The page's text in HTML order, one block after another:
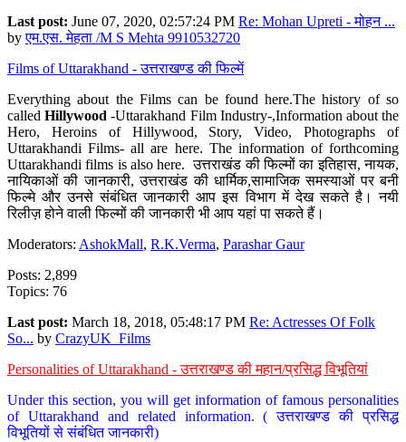
Last post: June 07, 2020, 02:57:24 PM Re: Mohan Upreti - मोहन ...
byएम.एस. मेहता /M S Mehta 9910532720
Films of Uttarakhand - उत्तराखण्ड की फिल्में
Everything about the Films can be found here.The history of so
calledHillywood-Uttarakhand Film Industry-,Information about the
Hero, Heroins of Hillywood, Story, Video, Photographs of
Uttarakhandi Films- all are here. The information of forthcoming
Uttarakhandi films is also here. उत्तराखंड की फिल्मों का इतिहास, नायक,
नायिकाओं की जानकारी, उत्तराखंड की धार्मिक,सामाजिक समस्याओं पर बनी
फिल्मे और उनसे संबंधित जानकारी आप इस विभाग में देख सकते है। नयी
रिलीज़ होने वाली फिल्मों की जानकारी भी आप यहां पा सकते हैं।
Moderators: AshokMall, R.K.Verma, Parashar Gaur
Posts: 2,899
Topics: 76
Last post: March 18, 2018, 05:48:17 PM Re: Actresses Of Folk
So... by CrazyUK_Films
Personalities of Uttarakhand - उत्तराखण्ड की महान/प्रसिद्ध विभूतियां
Under this section, you will get information of famous personalities
of Uttarakhand and related information. ( उत्तराखण्ड की प्रसिद्ध
विभूतियों से संबंधित जानकारी)